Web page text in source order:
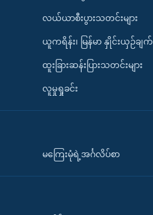
လယ်ယာစီးပွားသတင်းများ
ယူကရိန်း၊ မြန်မာ နှိုင်းယှဉ်ချက်
ထူးခြားဆန်းပြားသတင်းများ
လူမှုရှုခင်း
မကြေးမုံရဲ့အင်္ဂလိပ်စာ